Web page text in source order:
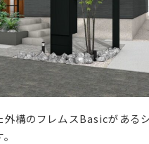
構のフレムスBasicがある